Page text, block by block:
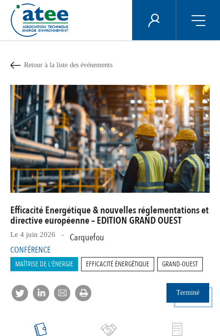
contenu
principal
ÉNERGIE PLUS
Retour à la liste des événements
Efficacité Energétique & nouvelles réglementations et
directive européenne – EDITION GRAND OUEST
Le 4 juin 2026 - Carquefou
CONFÉRENCE
MAÎTRISE DE L'ÉNERGIE EFFICACITÉ ÉNERGÉTIQUE GRAND-OUEST
Terminé
Panneau de gestion des cookies